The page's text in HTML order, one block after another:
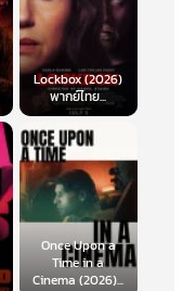
Lockbox (2026)
พากย์ไทย...
Once Upon a
Time in a
Cinema (2026)...